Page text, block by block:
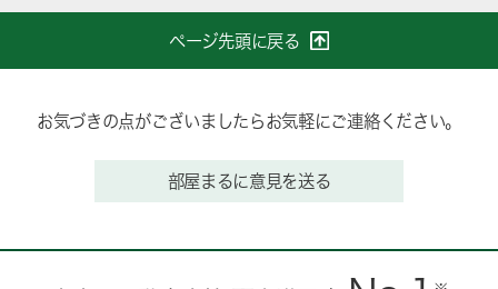
ページ先頭に戻る
お気づきの点がございましたらお気軽にご連絡ください。
部屋まるに意見を送る